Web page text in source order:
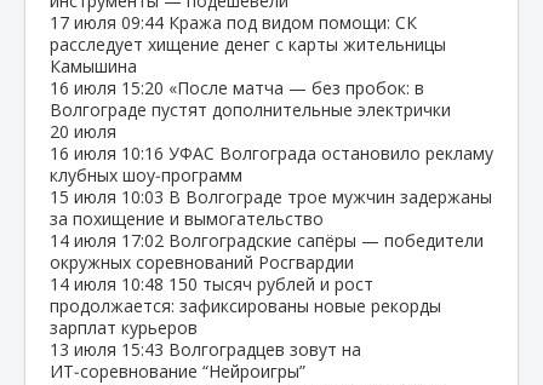
17 июля 09:44 Кража под видом помощи: СК
расследует хищение денег с карты жительницы
Камышина
16 июля 15:20 «После матча — без пробок: в
Волгограде пустят дополнительные электрички
20 июля
16 июля 10:16 УФАС Волгограда остановило рекламу
клубных шоу‑программ
15 июля 10:03 В Волгограде трое мужчин задержаны
за похищение и вымогательство
14 июля 17:02 Волгоградские сапёры — победители
окружных соревнований Росгвардии
14 июля 10:48 150 тысяч рублей и рост
продолжается: зафиксированы новые рекорды
зарплат курьеров
13 июля 15:43 Волгоградцев зовут на
ИТ‑соревнование “Нейроигры”